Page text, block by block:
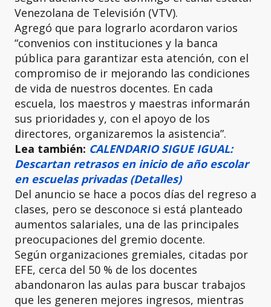
Venezolana de Televisión (VTV).
Agregó que para lograrlo acordaron varios
“convenios con instituciones y la banca
pública para garantizar esta atención, con el
compromiso de ir mejorando las condiciones
de vida de nuestros docentes. En cada
escuela, los maestros y maestras informarán
sus prioridades y, con el apoyo de los
directores, organizaremos la asistencia”.
Lea también: CALENDARIO SIGUE IGUAL:
Descartan retrasos en inicio de año escolar
en escuelas privadas (Detalles)
Del anuncio se hace a pocos días del regreso a
clases, pero se desconoce si está planteado
aumentos salariales, una de las principales
preocupaciones del gremio docente.
Según organizaciones gremiales, citadas por
EFE, cerca del 50 % de los docentes
abandonaron las aulas para buscar trabajos
que les generen mejores ingresos, mientras